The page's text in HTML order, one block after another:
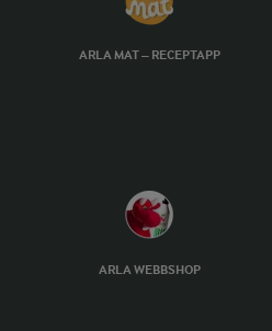
ARLA MAT – RECEPTAPP
ARLA WEBBSHOP